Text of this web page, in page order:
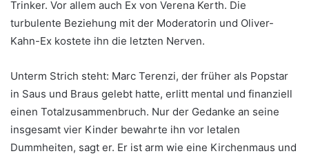
Trinker. Vor allem auch Ex von Verena Kerth. Die
turbulente Beziehung mit der Moderatorin und Oliver-
Kahn-Ex kostete ihn die letzten Nerven.
Unterm Strich steht: Marc Terenzi, der früher als Popstar
in Saus und Braus gelebt hatte, erlitt mental und finanziell
einen Totalzusammenbruch. Nur der Gedanke an seine
insgesamt vier Kinder bewahrte ihn vor letalen
Dummheiten, sagt er. Er ist arm wie eine Kirchenmaus und